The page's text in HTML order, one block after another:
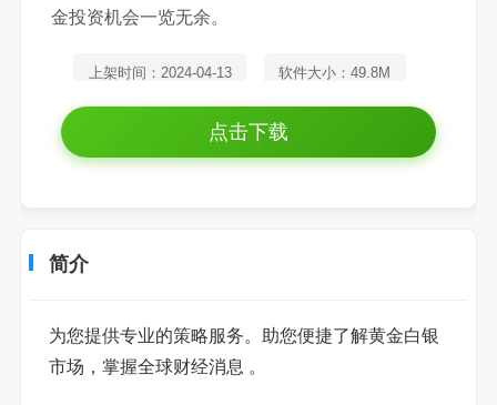
金投资机会一览无余。
上架时间：2024-04-13 软件大小：49.8M
点击下载
简介
为您提供专业的策略服务。助您便捷了解黄金白银
市场，掌握全球财经消息 。